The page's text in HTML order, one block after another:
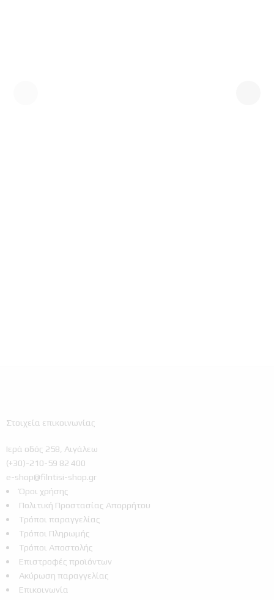
Στοιχεία επικοινωνίας
Ιερά οδός 258, Αιγάλεω
(+30)-210-59 82 400
e-shop@filntisi-shop.gr
Όροι χρήσης
Πολιτική Προστασίας Απορρήτου
Τρόποι παραγγελίας
Τρόποι Πληρωμής
Τρόποι Αποστολής
Επιστροφές προϊόντων
Ακύρωση παραγγελίας
Επικοινωνία